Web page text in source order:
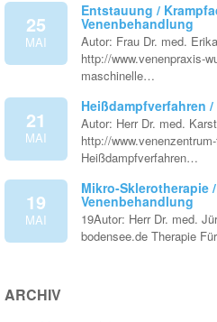
25
MAI
Entstauung /
Venenbehandlung
Autor: Frau Dr. med.
http://www.venenpraxis-
maschinelle…
21
MAI
Heißdampfverfahren
Autor: Herr Dr. med.
http://
Heißdampfverfahren…
19
MAI
Mikro-Sklerotherapie
Venenbehandlung
19Autor: Herr Dr. med.
bodensee.de Therapie
ARCHIV